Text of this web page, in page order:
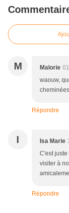
M Malorie
waouw,
Répondre
I Isa Marie
C'est
visiter à
Répondre